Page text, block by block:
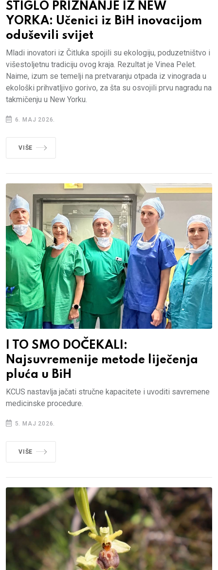
STIGLO PRIZNANJE IZ NEW
YORKA: Učenici iz BiH inovacijom
oduševili svijet
Mladi inovatori iz Čitluka spojili su ekologiju, poduzetništvo i
višestoljetnu tradiciju ovog kraja. Rezultat je Vinea Pelet.
Naime, izum se temelji na pretvaranju otpada iz vinograda u
ekološki prihvatljivo gorivo, za šta su osvojili prvu nagradu na
takmičenju u New Yorku.
6. MAJ 2026.
VIŠE
I TO SMO DOČEKALI:
Najsuvremenije metode liječenja
pluća u BiH
KCUS nastavlja jačati stručne kapacitete i uvoditi savremene
medicinske procedure.
5. MAJ 2026.
VIŠE